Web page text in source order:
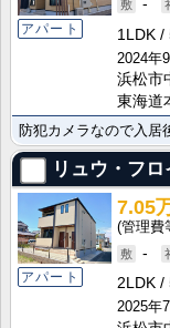
アパート
-
1LDK
2024年
浜松市
東海道
リュウ・フロ
アパート
7.05
-
2LDK
2025年